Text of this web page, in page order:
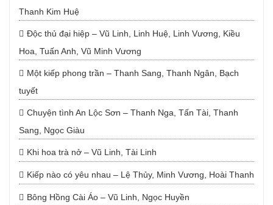
Thanh Kim Huệ
Độc thủ đại hiệp – Vũ Linh, Linh Huệ, Linh Vương, Kiều
Hoa, Tuấn Anh, Vũ Minh Vương
Một kiếp phong trần – Thanh Sang, Thanh Ngân, Bạch
tuyết
Chuyện tình An Lộc Sơn – Thanh Nga, Tấn Tài, Thanh
Sang, Ngọc Giàu
Khi hoa trà nở – Vũ Linh, Tài Linh
Kiếp nào có yêu nhau – Lệ Thủy, Minh Vương, Hoài Thanh
Bông Hồng Cài Áo – Vũ Linh, Ngọc Huyền